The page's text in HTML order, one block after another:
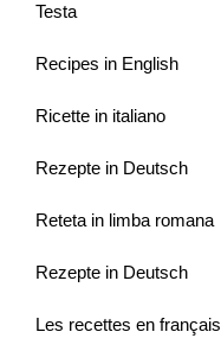
Testa
Recipes in English
Ricette in italiano
Rezepte in Deutsch
Reteta in limba romana
Rezepte in Deutsch
Les recettes en français